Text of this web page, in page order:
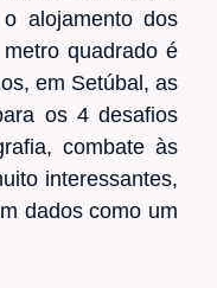
alojamento dos
quadrado é
em Setúbal, as
os 4 desafios
combate às
interessantes,
dados como um